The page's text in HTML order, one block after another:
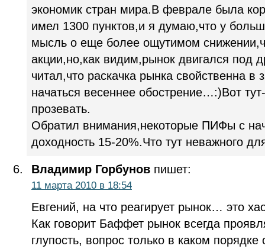
экономик стран мира.В феврале была
имел 1300 пунктов,и я думаю,что у
мысль о еще более ощутимом
акции,но,как видим,рынок двигался под
читал,что раскачка рынка свойственна
начаться весеннее обострение…:)Вот
прозевать.
Обратил внимания,некоторые ПИФы с
доходность 15-20%.Что тут неважного
Владимир Горбунов пишет:
11 марта 2010 в 18:54
Евгений, на что реагирует рынок… это
Как говорит Баффет рынок всегда
глупость, вопрос только в каком